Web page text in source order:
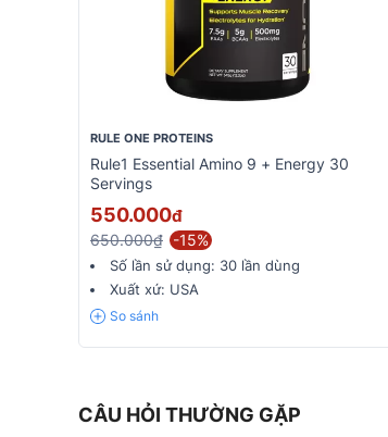
RULE ONE PROTEINS
Rule1 Essential Amino 9 + Energy 30
Servings
550.000đ
650.000₫ -15%
Số lần sử dụng: 30 lần dùng
Xuất xứ: USA
So sánh
CÂU HỎI THƯỜNG GẶP